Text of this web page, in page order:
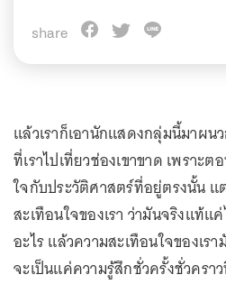
share
แล้วเราก็เอานักแสดงกลุ่มนี้มาผ
ที่เราไปเที่ยวช่องเขาขาด เพราะต
ใจกับประวัติศาสตร์ที่อยู่ตรงนั้น แ
สะเทือนใจของเรา ว่ามันจริงแท้แ
อะไร แล้วความสะเทือนใจของเร
จะเป็นแค่ความรู้สึกชั่วครั้งชั่วครา